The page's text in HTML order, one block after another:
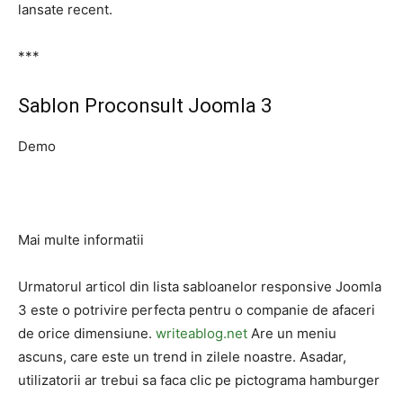
lansate recent.
***
Sablon Proconsult Joomla 3
Demo
Mai multe informatii
Urmatorul articol din lista sabloanelor responsive Joomla
3 este o potrivire perfecta pentru o companie de afaceri
de orice dimensiune. writeablog.net Are un meniu
ascuns, care este un trend in zilele noastre. Asadar,
utilizatorii ar trebui sa faca clic pe pictograma hamburger